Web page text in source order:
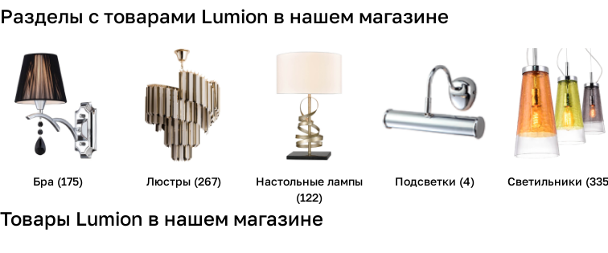
Разделы с товарами Lumion в нашем магазине
Бра (175) Люстры (267)
Настольные лампы
(122)
Подсветки (4) Светильники
Товары Lumion в нашем магазине